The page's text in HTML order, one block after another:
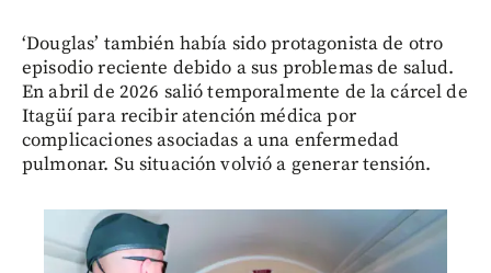
‘Douglas’ también había sido protagonista de otro
episodio reciente debido a sus problemas de salud.
En abril de 2026 salió temporalmente de la cárcel de
Itagüí para recibir atención médica por
complicaciones asociadas a una enfermedad
pulmonar. Su situación volvió a generar tensión.